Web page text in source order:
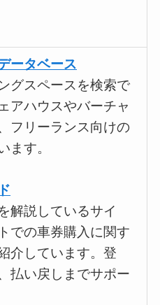
ータベース
グスペースを検索で
アハウスやバーチャ
フリーランス向けの
ます。
解説しているサイ
での車券購入に関す
介しています。登
払い戻しまでサポー